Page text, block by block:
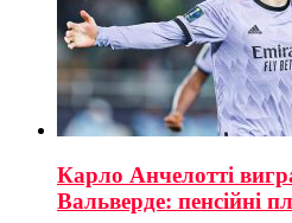
Карло Анчелотті
Вальверде: пенсійні